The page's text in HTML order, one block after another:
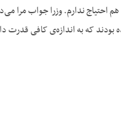
احتیاج ندارم. وزرا جواب مرا
بودند که به اندازه‌ی کافی